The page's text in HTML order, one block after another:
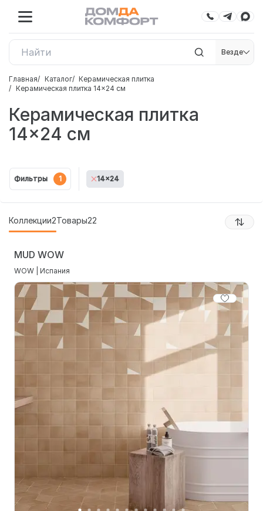
Везде
Главная Каталог
Керамическая плитка
Керамическая плитка 14×24 см
Керамическая плитка
14×24 см
Фильтры 1 14x24
Коллекции2Товары22
MUD WOW
WOW | Испания